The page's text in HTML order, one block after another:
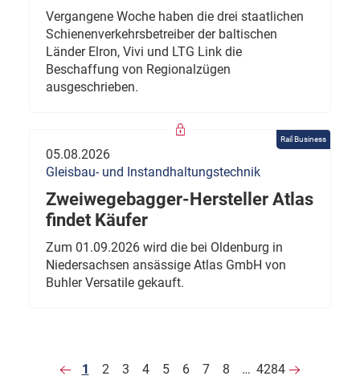
Vergangene Woche haben die drei staatlichen
Schienenverkehrsbetreiber der baltischen
Länder Elron, Vivi und LTG Link die
Beschaffung von Regionalzügen
ausgeschrieben.
Rail Business
05.08.2026
Gleisbau- und Instandhaltungstechnik
Zweiwegebagger-Hersteller Atlas
findet Käufer
Zum 01.09.2026 wird die bei Oldenburg in
Niedersachsen ansässige Atlas GmbH von
Buhler Versatile gekauft.
1 2 3 4 5 6 7 8 … 4284